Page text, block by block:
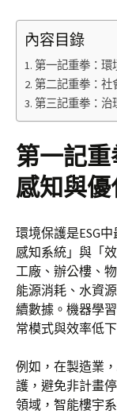
內容目錄
第一記重拳：環
第二記重拳：社
第三記重拳：治
第一記
感知與優
環境保護是ESG
感知系統」與「
工廠、辦公樓、
能源消耗、水資
續數據。機器學
常模式與效率低
例如，在製造業
護，避免非計畫
領域，智能樓宇